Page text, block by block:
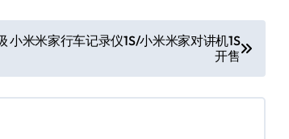
小米米家行车记录仪1S/小米米家对讲机1S
开售